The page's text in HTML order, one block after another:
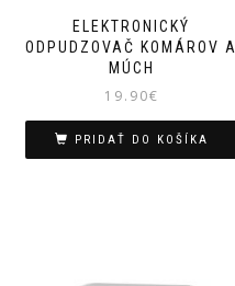
ELEKTRONICKÝ
ODPUDZOVAČ KOMÁROV A
MÚCH
19.90€
PRIDAŤ DO KOŠÍKA